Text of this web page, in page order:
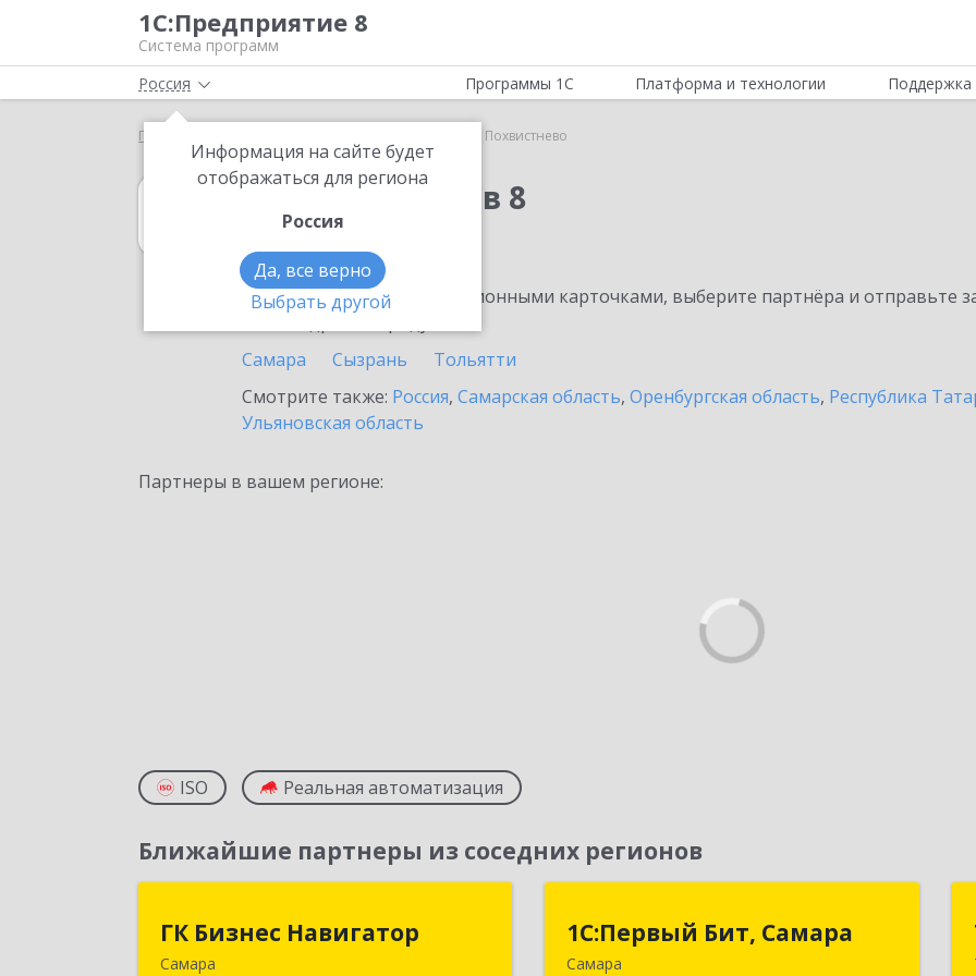
1С:Предприятие 8
Система программ
Россия
Информация на сайте будет
отображаться для региона
Россия
Да, все верно
Выбрать другой
Программы 1С Платформа и технологии Поддержка
Главная Похвистнево
1С:Свод отчетов 8
в Похвистнево
Ознакомьтесь с информационными карточками, выберите партнёра и отправьте
Самара
Сызрань
Тольятти
Смотрите также: Россия, Самарская область, Оренбургская область, Республика
Ульяновская область
Партнеры в вашем регионе:
ISO Реальная автоматизация
Ближайшие партнеры из соседних регионов
ГК Бизнес Навигатор
Самара443080, Самарская обл, Самара г,
1С:Первый Бит, Самара
Самара
1С:Первый Бит, Самара
443013, Самарская обл, Самара г,